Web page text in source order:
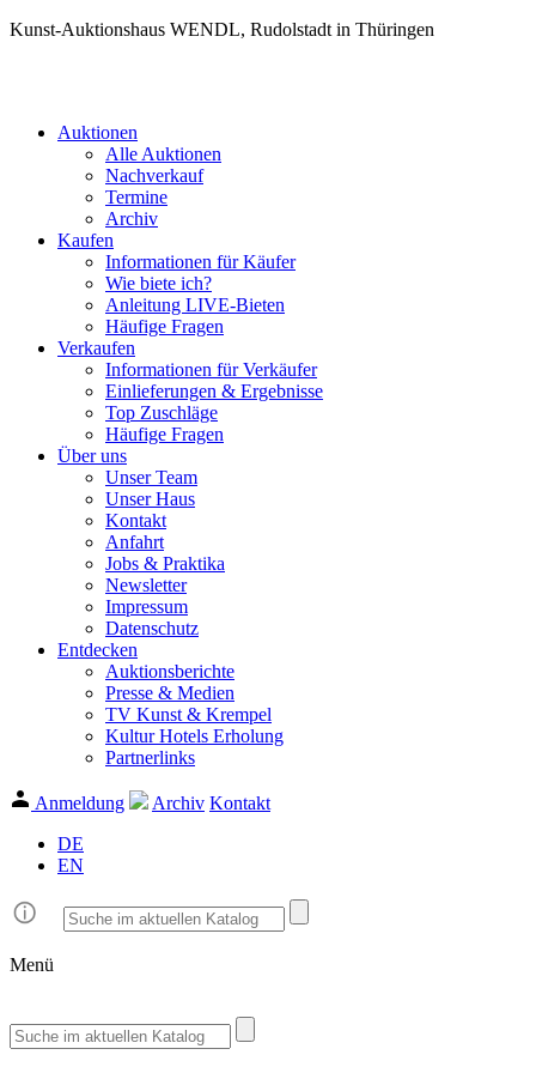
Kunst-Auktionshaus WENDL, Rudolstadt in Thüringen
Auktionen
Alle Auktionen
Nachverkauf
Termine
Archiv
Kaufen
Informationen für Käufer
Wie biete ich?
Anleitung LIVE-Bieten
Häufige Fragen
Verkaufen
Informationen für Verkäufer
Einlieferungen & Ergebnisse
Top Zuschläge
Häufige Fragen
Über uns
Unser Team
Unser Haus
Kontakt
Anfahrt
Jobs & Praktika
Newsletter
Impressum
Datenschutz
Entdecken
Auktionsberichte
Presse & Medien
TV Kunst & Krempel
Kultur Hotels Erholung
Partnerlinks
Anmeldung Archiv Kontakt
DE
EN
Menü